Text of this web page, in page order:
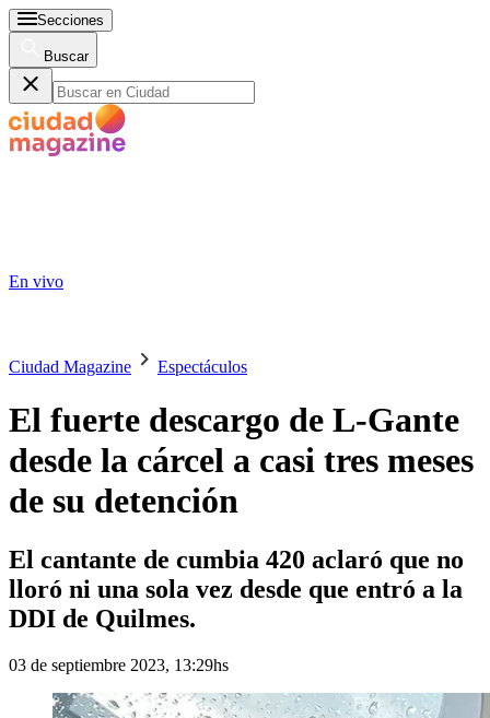
Secciones
Buscar
En vivo
Ciudad Magazine Espectáculos
El fuerte descargo de L-Gante
desde la cárcel a casi tres meses
de su detención
El cantante de cumbia 420 aclaró que no
lloró ni una sola vez desde que entró a la
DDI de Quilmes.
03 de septiembre 2023, 13:29hs